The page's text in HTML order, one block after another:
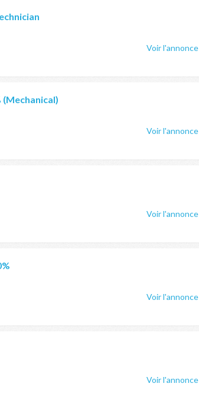
Voir l'annonce
(Mechanical)
Voir l'annonce
Voir l'annonce
Voir l'annonce
Voir l'annonce